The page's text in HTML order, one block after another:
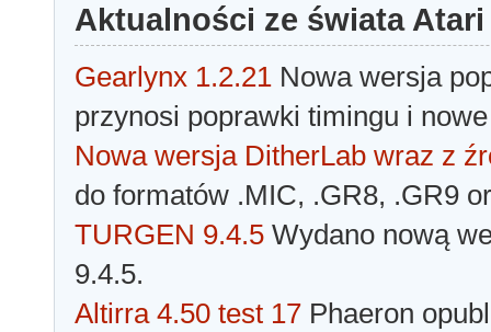
Aktualności ze świata Atari
Gearlynx 1.2.21 Nowa wersja
przynosi poprawki timingu i
Nowa wersja DitherLab wraz z
do formatów .MIC, .GR8, .GR9
TURGEN 9.4.5 Wydano nową
9.4.5.
Altirra 4.50 test 17 Phaeron